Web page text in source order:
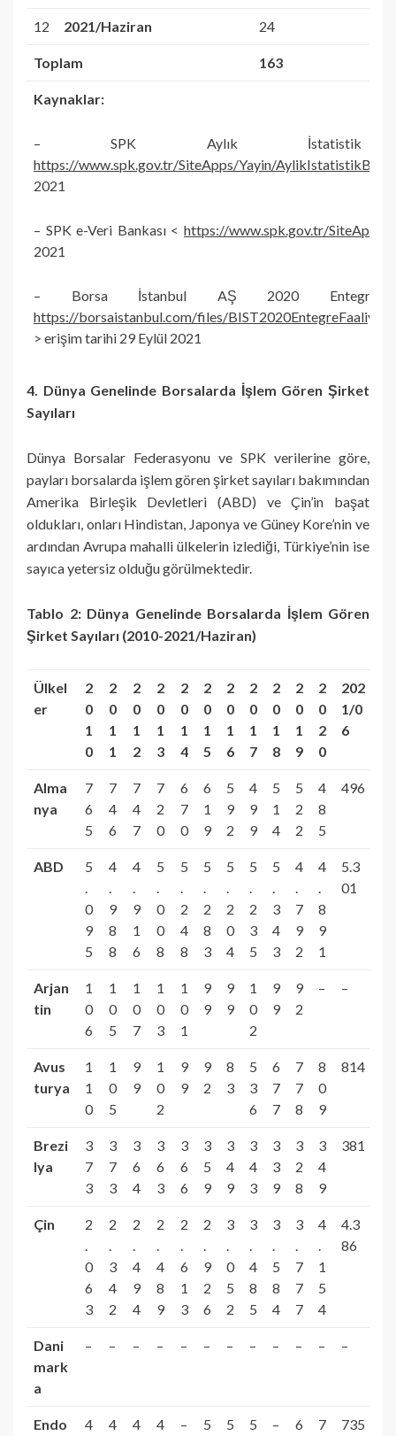
12 2021/Haziran 24
Toplam 163
Kaynaklar:
– SPK Aylık İstatistik
https://www.spk.gov.tr/SiteApps/Yayin/
2021
– SPK e-Veri Bankası < https://www.spk.gov.tr/SiteApps/
2021
– Borsa İstanbul AŞ 2020 Entegre
https://borsaistanbul.com/files/
> erişim tarihi 29 Eylül 2021
4. Dünya Genelinde Borsalarda İşlem Gören Şirket
Sayıları
Dünya Borsalar Federasyonu ve SPK verilerine göre,
payları borsalarda işlem gören şirket sayıları bakımından
Amerika Birleşik Devletleri (ABD) ve Çin’in başat
oldukları, onları Hindistan, Japonya ve Güney Kore’nin ve
ardından Avrupa mahalli ülkelerin izlediği, Türkiye’nin ise
sayıca yetersiz olduğu görülmektedir.
Tablo 2: Dünya Genelinde Borsalarda İşlem Gören
Şirket Sayıları (2010-2021/Haziran)
Ülkel
er
2
0
1
0
2
0
1
1
2
0
1
2
2
0
1
3
2
0
1
4
2
0
1
5
2
0
1
6
2
0
1
7
2
0
1
8
2
0
1
9
2
0
2
0
202
1/0
6
Alma
nya
7
6
5
7
4
6
7
4
7
7
2
0
6
7
0
6
1
9
5
9
2
4
9
9
5
1
4
5
2
2
4
8
5
496
ABD
5
.
0
9
5
4
.
9
8
8
4
.
9
1
6
5
.
0
0
8
5
.
2
4
8
5
.
2
8
3
5
.
2
0
4
5
.
2
3
5
5
.
3
4
3
4
.
7
9
2
4
.
8
9
1
5.3
01
Arjan
tin
1
0
6
1
0
5
1
0
7
1
0
3
1
0
1
9
9
9
9
1
0
2
9
9
9
2
– –
Avus
turya
1
1
0
1
0
5
9
9
1
0
2
9
9
9
2
8
3
5
3
6
6
7
7
7
7
8
8
0
9
814
Brezi
lya
3
7
3
3
7
3
3
6
4
3
6
3
3
6
6
3
5
9
3
4
9
3
4
3
3
3
9
3
2
8
3
4
9
381
Çin
2
.
0
6
3
2
.
3
4
2
2
.
4
9
4
2
.
4
8
9
2
.
6
1
3
2
.
9
2
6
3
.
0
5
2
3
.
4
8
5
3
.
5
8
4
3
.
7
7
7
4
.
1
5
4
4.3
86
Dani
mark
a
– – – – – – – – – – – –
Endo
4
4
4
4
–
5
5
5
–
6
7
735